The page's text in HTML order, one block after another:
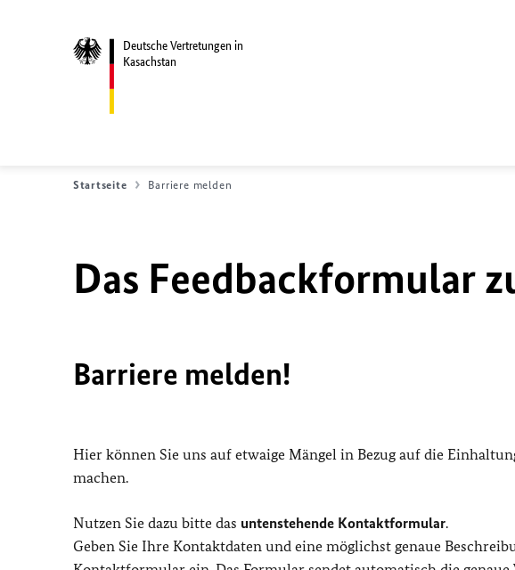
Deutsche Vertretungen in
Kasachstan
Startseite Barriere melden
Das Feedbackformular
Barriere melden!
Hier können Sie uns auf etwaige Mängel in Bezug auf die
machen.
Nutzen Sie dazu bitte das untenstehende Kontaktformular.
Geben Sie Ihre Kontaktdaten und eine möglichst genaue